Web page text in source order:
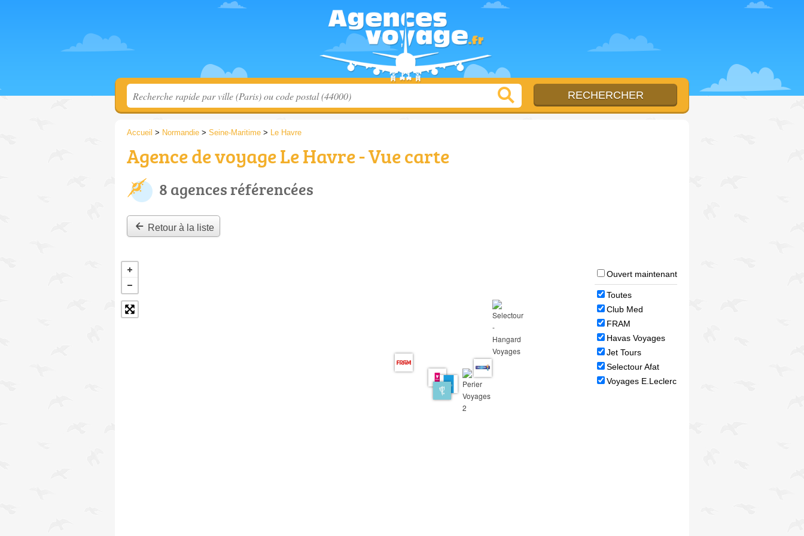
Accueil > Normandie > Seine-Maritime > Le Havre
Agence de voyage Le Havre - Vue carte
8 agences référencées
Retour à la liste
Ouvert maintenant
Toutes
Club Med
FRAM
Havas Voyages
Jet Tours
Selectour Afat
Voyages E.Leclerc